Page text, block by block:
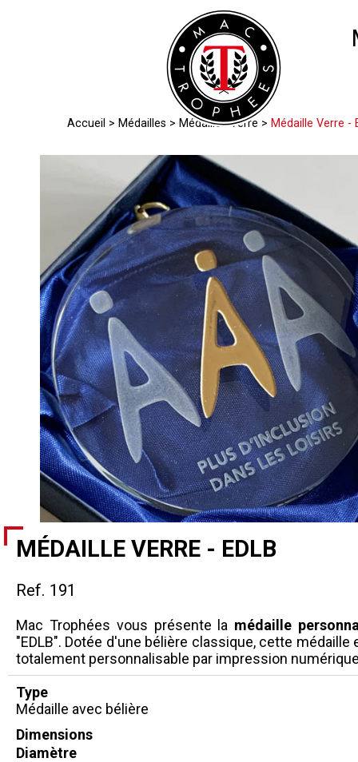
Accueil > Médailles > Médailles Verre > Médaille Verre -
MÉDAILLE VERRE - EDLB
Ref. 191
Mac Trophées vous présente la médaille
"EDLB". Dotée d'une bélière classique, cette médaille
totalement personnalisable par impression
Type
Médaille avec bélière
Dimensions
Diamètre